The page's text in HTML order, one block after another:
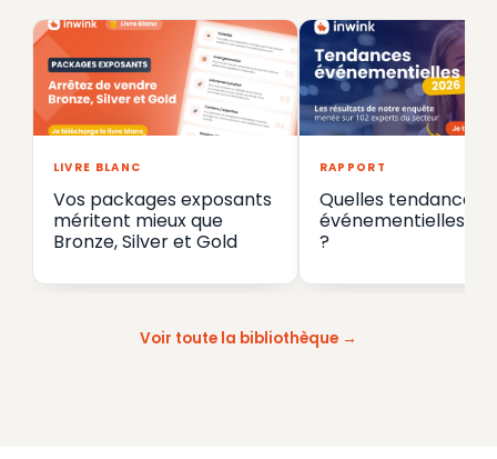
LIVRE BLANC
Vos packages exposants
méritent mieux que
Bronze, Silver et Gold
RAPPORT
Quelles tendances
événementielles en
?
Voir toute la bibliothèque